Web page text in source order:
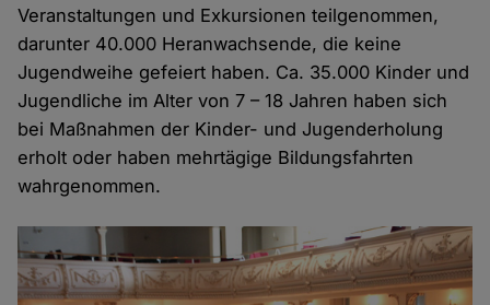
Veranstaltungen und Exkursionen teilgenommen,
darunter 40.000 Heranwachsende, die keine
Jugendweihe gefeiert haben. Ca. 35.000 Kinder und
Jugendliche im Alter von 7 – 18 Jahren haben sich
bei Maßnahmen der Kinder- und Jugenderholung
erholt oder haben mehrtägige Bildungsfahrten
wahrgenommen.